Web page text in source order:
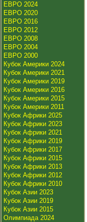
ЕВРО 2024
ЕВРО 2020
ЕВРО 2016
ЕВРО 2012
ЕВРО 2008
ЕВРО 2004
ЕВРО 2000
Кубок Америки 2024
Кубок Америки 2021
Кубок Америки 2019
Кубок Америки 2016
Кубок Америки 2015
Кубок Америки 2011
Кубок Африки 2025
Кубок Африки 2023
Кубок Африки 2021
Кубок Африки 2019
Кубок Африки 2017
Кубок Африки 2015
Кубок Африки 2013
Кубок Африки 2012
Кубок Африки 2010
Кубок Азии 2023
Кубок Азии 2019
Кубок Азии 2015
Олимпиада 2024